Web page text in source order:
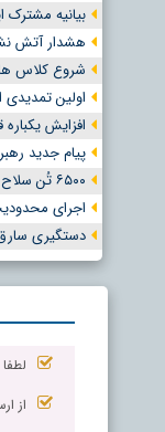
بیانیه مشترک
هشدار آتش
شروع کلاس
اولین
افزایش
پیام جدید
۶۵۰۰ تُن سلاح در ۲۴ ساعت گذشته از آمریکا به اسرائیل ارس
اجرای
دستگیری سارق
از